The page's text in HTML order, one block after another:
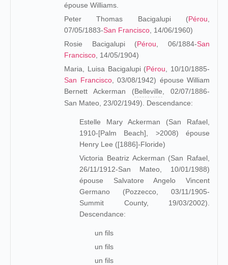
épouse Williams.
Peter Thomas Bacigalupi (Pérou
07/05/1883-San Francisco , 14/06/1960)
Rosie Bacigalupi (Pérou , 06/1884-San
Francisco , 14/05/1904)
Maria, Luisa Bacigalupi (Pérou , 10/10/1885-
San Francisco, 03/08/1942) épouse William
Bernett Ackerman (Belleville , 02/07/1886-
San Mateo, 23/02/1949). Descendance:
Estelle Mary Ackerman (San Rafael,
1910-[Palm Beach], >2008) épouse
Henry Lee ([1886]-Floride)
Victoria Beatriz Ackerman (San Rafael,
26/11/1912-San Mateo, 10/01/1988)
épouse Salvatore Angelo Vincent
Germano (Pozzecco, 03/11/1905-
Summit County, 19/03/2002).
Descendance:
un fils
un fils
un fils